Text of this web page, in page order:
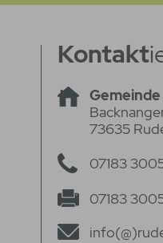
Kontakt
73635
07183
07183